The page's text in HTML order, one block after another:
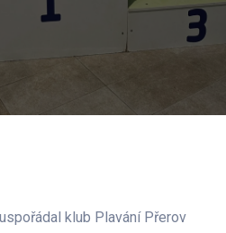
klub Plavání Přerov